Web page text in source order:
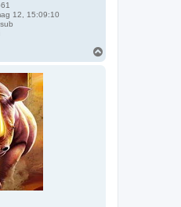
12, 15:09:10